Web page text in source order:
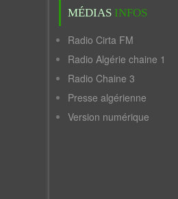
MÉDIAS INFOS
Radio Cirta FM
Radio Algérie chaine 1
Radio Chaine 3
Presse algérienne
Version numérique